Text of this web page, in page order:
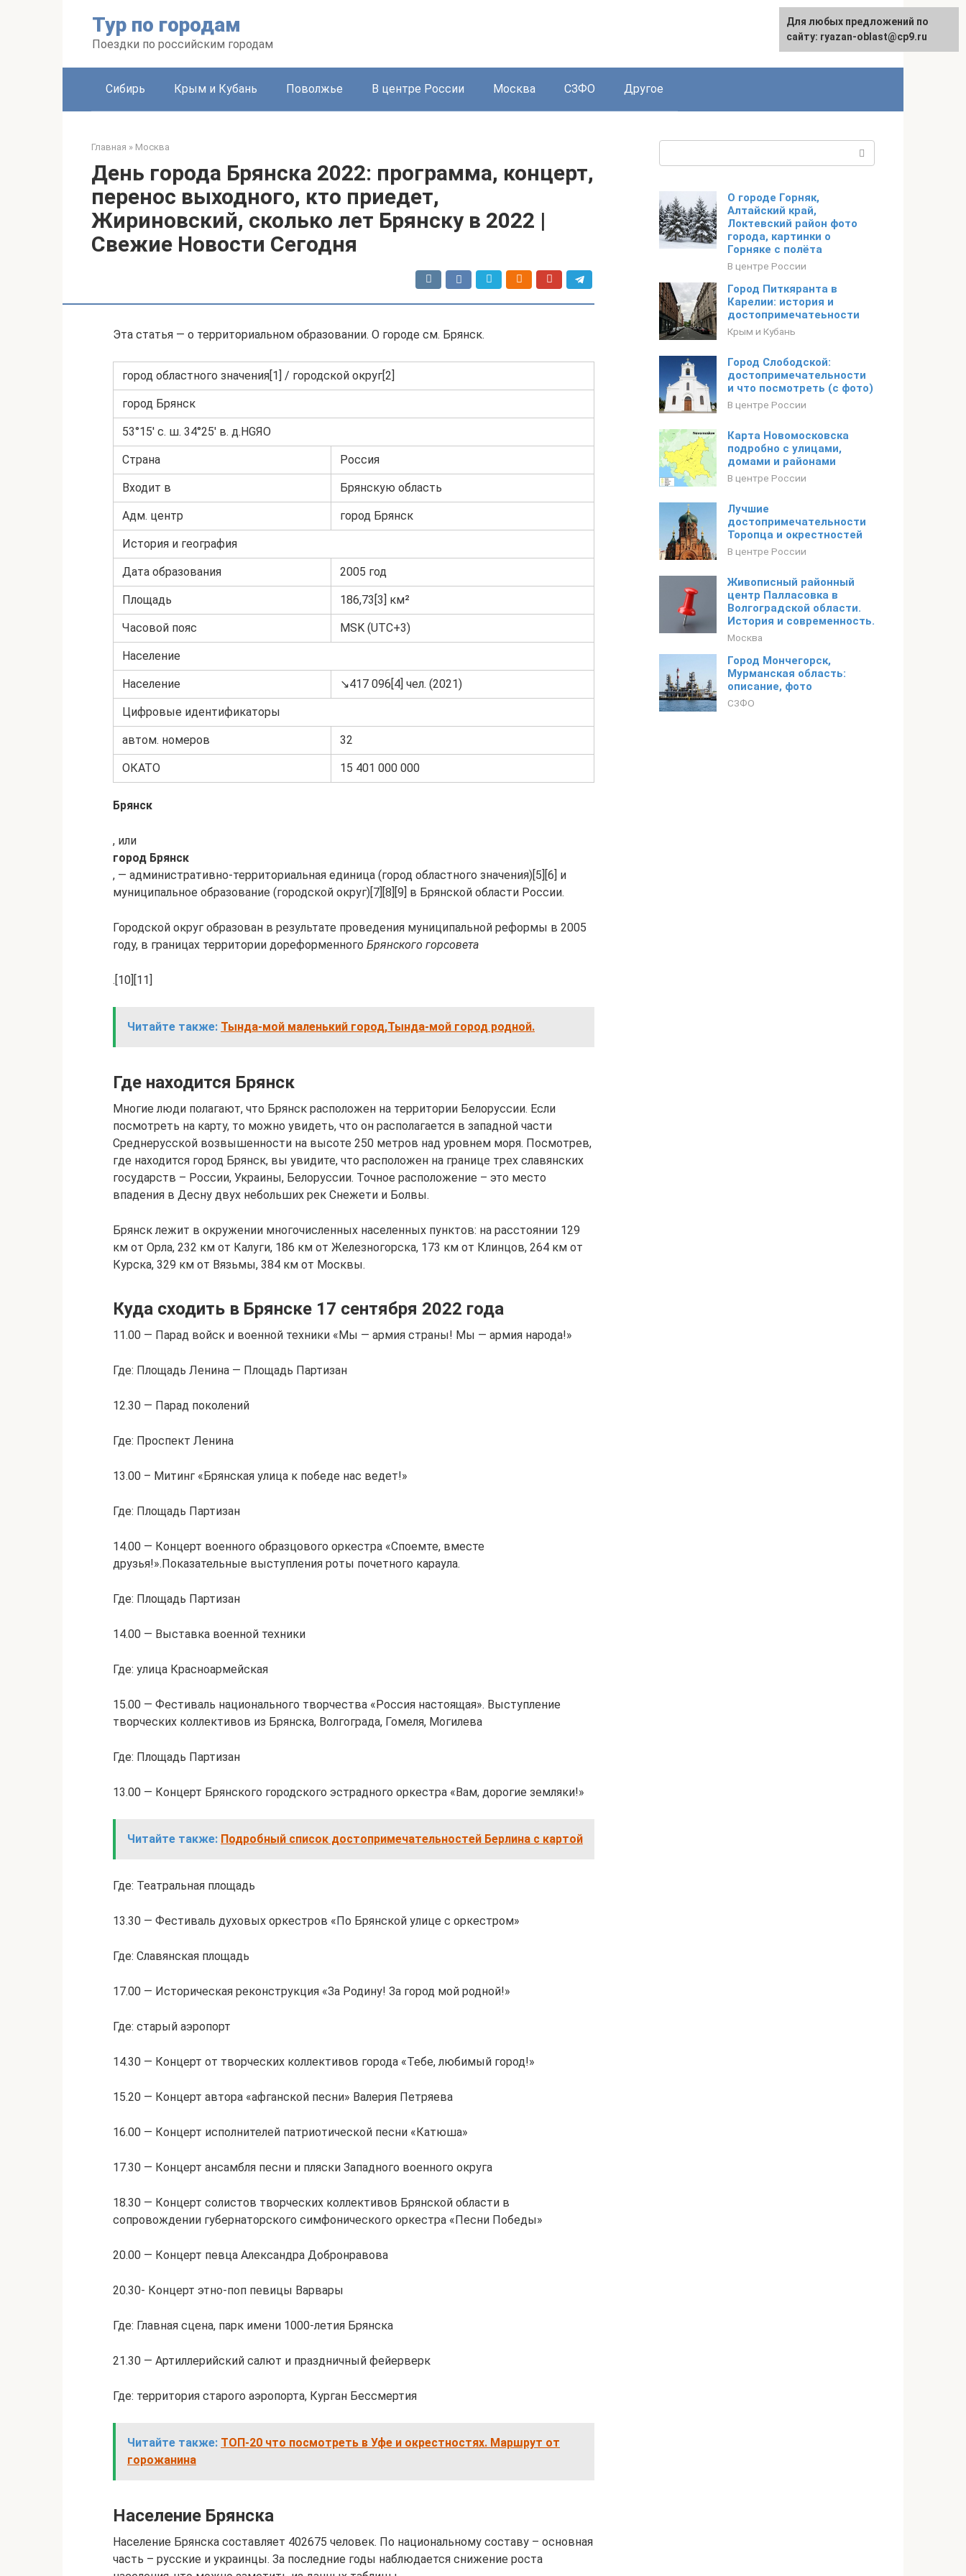
Тур по городам
Поездки по российским городам
Сибирь Крым и Кубань Поволжье В центре России Москва СЗФО Другое
Главная » Москва
День города Брянска 2022: программа, концерт,
перенос выходного, кто приедет,
Жириновский, сколько лет Брянску в 2022 |
Свежие Новости Сегодня
Эта статья — о территориальном образовании. О городе см. Брянск.
город областного значения[1] / городской округ[2]
город Брянск
53°15′ с. ш. 34°25′ в. д.HGЯO
Страна Россия
Входит в Брянскую область
Адм. центр город Брянск
История и география
Дата образования 2005 год
Площадь 186,73[3] км²
Часовой пояс MSK (UTC+3)
Население
Население ↘417 096[4] чел. (2021)
Цифровые идентификаторы
автом. номеров 32
ОКАТО 15 401 000 000
Брянск
, или
город Брянск
, — административно-территориальная единица (город областного значения)[5][6] и
муниципальное образование (городской округ)[7][8][9] в Брянской области России.
Городской округ образован в результате проведения муниципальной реформы в 2005
году, в границах территории дореформенного Брянского горсовета
.[10][11]
Читайте также: Тында-мой маленький город,Тында-мой город родной.
Где находится Брянск
Многие люди полагают, что Брянск расположен на территории Белоруссии. Если
посмотреть на карту, то можно увидеть, что он располагается в западной части
Среднерусской возвышенности на высоте 250 метров над уровнем моря. Посмотрев,
где находится город Брянск, вы увидите, что расположен на границе трех славянских
государств – России, Украины, Белоруссии. Точное расположение – это место
впадения в Десну двух небольших рек Снежети и Болвы.
Брянск лежит в окружении многочисленных населенных пунктов: на расстоянии 129
км от Орла, 232 км от Калуги, 186 км от Железногорска, 173 км от Клинцов, 264 км от
Курска, 329 км от Вязьмы, 384 км от Москвы.
Куда сходить в Брянске 17 сентября 2022 года
11.00 — Парад войск и военной техники «Мы — армия страны! Мы — армия народа!»
Где: Площадь Ленина — Площадь Партизан
12.30 — Парад поколений
Где: Проспект Ленина
13.00 – Митинг «Брянская улица к победе нас ведет!»
Где: Площадь Партизан
14.00 — Концерт военного образцового оркестра «Споемте, вместе
друзья!».Показательные выступления роты почетного караула.
Где: Площадь Партизан
14.00 — Выставка военной техники
Где: улица Красноармейская
15.00 — Фестиваль национального творчества «Россия настоящая». Выступление
творческих коллективов из Брянска, Волгограда, Гомеля, Могилева
Где: Площадь Партизан
13.00 — Концерт Брянского городского эстрадного оркестра «Вам, дорогие земляки!»
Читайте также: Подробный список достопримечательностей Берлина с картой
Где: Театральная площадь
13.30 — Фестиваль духовых оркестров «По Брянской улице с оркестром»
Где: Славянская площадь
17.00 — Историческая реконструкция «За Родину! За город мой родной!»
Где: старый аэропорт
14.30 — Концерт от творческих коллективов города «Тебе, любимый город!»
15.20 — Концерт автора «афганской песни» Валерия Петряева
16.00 — Концерт исполнителей патриотической песни «Катюша»
17.30 — Концерт ансамбля песни и пляски Западного военного округа
18.30 — Концерт солистов творческих коллективов Брянской области в
сопровождении губернаторского симфонического оркестра «Песни Победы»
20.00 — Концерт певца Александра Добронравова
20.30- Концерт этно-поп певицы Варвары
Где: Главная сцена, парк имени 1000-летия Брянска
21.30 — Артиллерийский салют и праздничный фейерверк
Где: территория старого аэропорта, Курган Бессмертия
Читайте также: ТОП-20 что посмотреть в Уфе и окрестностях. Маршрут от
горожанина
Население Брянска
Население Брянска составляет 402675 человек. По национальному составу – основная
часть – русские и украинцы. За последние годы наблюдается снижение роста
О городе Горняк,
Алтайский край,
Локтевский район фото
города, картинки о
Горняке с полёта
В центре России
Город Питкяранта в
Карелии: история и
достопримечатеьности
Крым и Кубань
Город Слободской:
достопримечательности
и что посмотреть (с фото)
В центре России
Карта Новомосковска
подробно с улицами,
домами и районами
В центре России
Лучшие
достопримечательности
Торопца и окрестностей
В центре России
Живописный районный
центр Палласовка в
Волгоградской области.
История и современность.
Москва
Город Мончегорск,
Мурманская область:
описание, фото
СЗФО
Для любых предложений по
сайту: ryazan-oblast@cp9.ru